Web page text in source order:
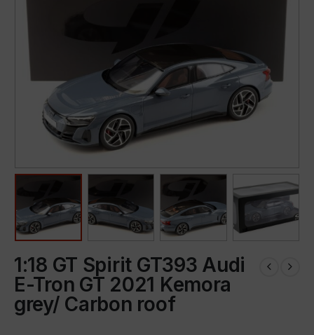
1:18 GT Spirit GT393 Audi
E-Tron GT 2021 Kemora
grey/ Carbon roof